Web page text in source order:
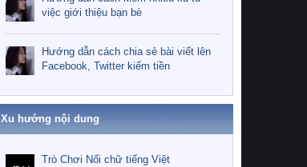
việc giới thiệu bạn bè
Hướng dẫn cách chia sẻ bài viết lên
Facebook, Twitter kiếm tiền
Xu hướng nội dung
Trò Chơi Nối chữ tiếng Việt